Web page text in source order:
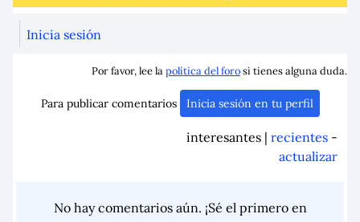
Inicia sesión
Por favor, lee lapolítica del forosi tienes alguna duda.
Para publicar comentarios Inicia sesión en tu perfil
interesantes | recientes -
actualizar
No hay comentarios aún. ¡Sé el primero en